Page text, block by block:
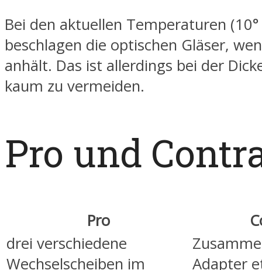
Bei den aktuellen Temperaturen (10°
beschlagen die optischen Gläser,
anhält. Das ist allerdings bei der
kaum zu vermeiden.
Pro und
Pro
drei verschiedene
Wechselscheiben im
Adapter